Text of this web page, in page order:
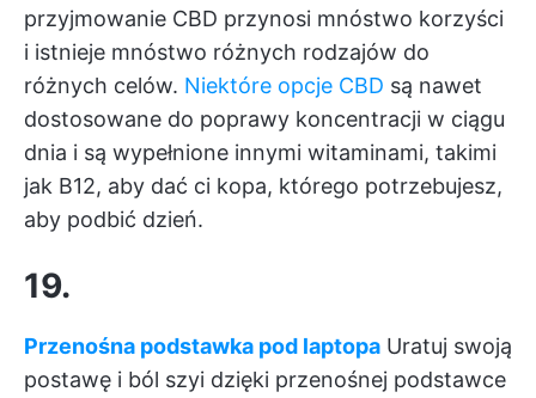
przyjmowanie CBD przynosi mnóstwo korzyści
i istnieje mnóstwo różnych rodzajów do
różnych celów. Niektóre opcje CBD są nawet
dostosowane do poprawy koncentracji w ciągu
dnia i są wypełnione innymi witaminami, takimi
jak B12, aby dać ci kopa, którego potrzebujesz,
aby podbić dzień.
19.
Przenośna podstawka pod laptopa Uratuj swoją
postawę i ból szyi dzięki przenośnej podstawce